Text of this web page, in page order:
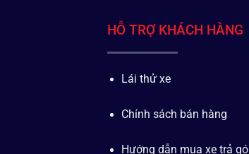
HỖ TRỢ KHÁCH HÀNG
Lái thử xe
Chính sách bán hàng
Hướng dẫn mua xe trả